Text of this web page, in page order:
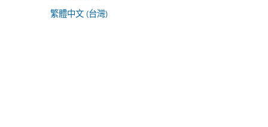
繁體中文 (台灣)